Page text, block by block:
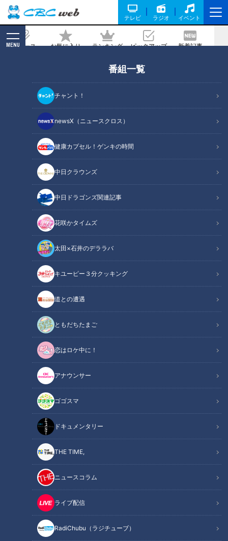
テレビ ラジオ イベント
ニュース お気に入り ランキング ピックアップ 新着記事
MENU
番組一覧
チャント！
newsX（ニュースクロス）
健康カプセル！ゲンキの時間
中日クラウンズ
中日ドラゴンズ関連記事
花咲かタイムズ
太田×石井のデララバ
キユーピー３分クッキング
道との遭遇
ともだちたまご
恋はロケ中に！
アナウンサー
ゴゴスマ
ドキュメンタリー
THE TIME,
ニュースコラム
ライブ配信
RadiChubu（ラジチューブ）
アの頂点狙う20歳の現役大学生 武術太
極拳【アジア大会 愛知･名古屋】
2026/06/09 12:00
アジア大会 愛知・名古屋
動画
9月に開幕する「アジア大会 愛知・名古屋」。日本ではマイナ
ー競技の武術太極拳。この競技に人生をかけ、単身･中国に渡
った岐阜のアスリートに密着しました！
この記事の画像を見る
この記事を見たあなたへのおすすめ
「心臓のバクバクは旧正月の爆
竹の音よりもうるせぇよ」中国
出身芸人・いぜんが憧れの三上
悠亜に大興奮！意外な経歴にス
タジオ驚き
地元の歴史的イベントをどこよ
りもアツく生放送！CBCテレビ
平日午前の新番組「推そうぜ！
アジア大会 愛知・名古屋」９